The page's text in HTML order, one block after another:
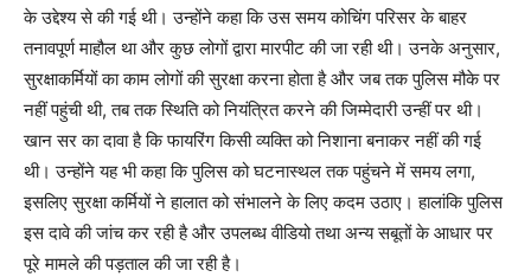
के उद्देश्य से की गई थी। उन्होंने कहा कि उस समय कोचिंग परिसर के बाहर
तनावपूर्ण माहौल था और कुछ लोगों द्वारा मारपीट की जा रही थी। उनके अनुसार,
सुरक्षाकर्मियों का काम लोगों की सुरक्षा करना होता है और जब तक पुलिस मौके पर
नहीं पहुंची थी, तब तक स्थिति को नियंत्रित करने की जिम्मेदारी उन्हीं पर थी।
खान सर का दावा है कि फायरिंग किसी व्यक्ति को निशाना बनाकर नहीं की गई
थी। उन्होंने यह भी कहा कि पुलिस को घटनास्थल तक पहुंचने में समय लगा,
इसलिए सुरक्षा कर्मियों ने हालात को संभालने के लिए कदम उठाए। हालांकि पुलिस
इस दावे की जांच कर रही है और उपलब्ध वीडियो तथा अन्य सबूतों के आधार पर
पूरे मामले की पड़ताल की जा रही है।